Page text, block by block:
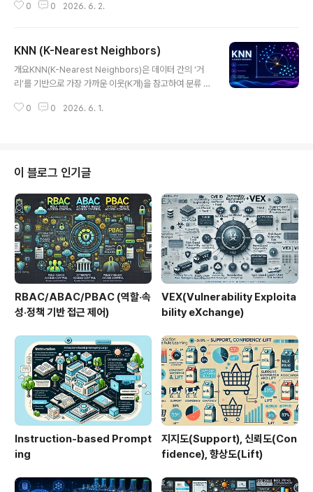
이다. 개별 트리의 과적합(Overfitting) 문제를 줄이고, 다
히 금융, 의료, 추천 시스템 등 다양한 산업 분야에서 강력
한 성능을 보여준다.1. 개념 및 정의Random Forest는 여
러 개의 랜덤하게 생성된 결정트리를 학습시킨 후, 각 트리
습 기법이다.2. 특징구분설명비교/차별점앙상블 방식여러
0 0 2026. 6. 2.
KNN (K-Nearest Neighbors)
개요KNN(K-Nearest Neighbors)은 데이터 간의 ‘거
리’를 기반으로 가장 가까운 이웃(K개)을 참고하여 분류 또
정이 거의 없고, 새로운 데이터가 들어올 때마다 기존 데이
인 기법이다.1. 개념 및 정의KNN은 새로운 데이터 포인트
가 주어졌을 때, 기존 데이터 중 가장 가까운 K개의 데이터
를 기준으로 다수결 또는 평균을 통해 결과를 예측하는 알
고리즘이다.2. 특징구분설명비교/차별점거리 기반데이터
간 유사도 계산모델 기반 알고리즘 대비 직관적Lazy Lea
rning사전 학습..
0 0 2026. 6. 1.
이 블로그 인기글
RBAC/ABAC/PBAC (역할·속
성·정책 기반 접근 제어)
VEX(Vulnerability Exploita
bility eXchange)
Instruction-based Prompt
ing
지지도(Support), 신뢰도(Con
fidence), 향상도(Lift)